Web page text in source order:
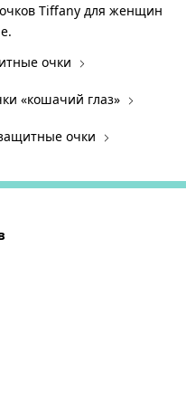
Tiffany для женщин
очки
«кошачий глаз»
очки